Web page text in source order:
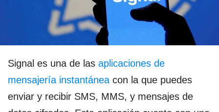
Signal es una de las aplicaciones de
mensajería instantánea con la que puedes
enviar y recibir SMS, MMS, y mensajes de